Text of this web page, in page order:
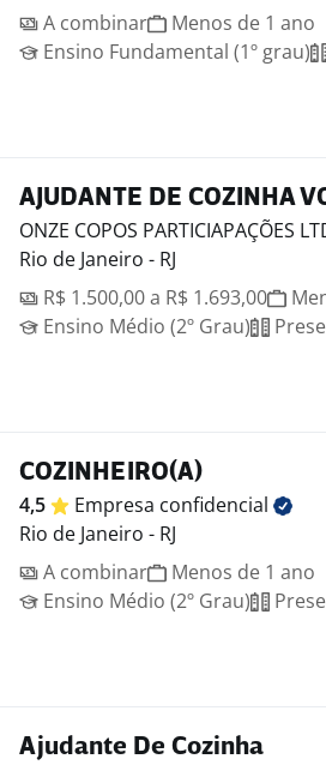
A combinar
Menos de 1 ano
Ensino Fundamental (1º grau)
AJUDANTE DE COZINHA
ONZE COPOS PARTICIAPAÇÕES
Rio de Janeiro - RJ
R$ 1.500,00 a R$ 1.693,00
Ensino Médio (2º Grau)
COZINHEIRO(A)
4,5 Empresa confidencial
Rio de Janeiro - RJ
A combinar
Menos de 1 ano
Ensino Médio (2º Grau)
Ajudante De Cozinha